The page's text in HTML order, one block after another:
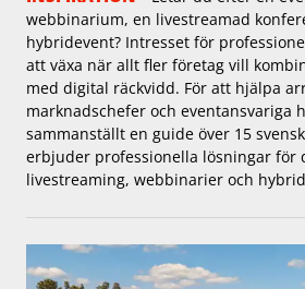
webbinarium, en livestreamad
hybridevent? Intresset för
att växa när allt fler företag vill
med digital räckvidd. För att hjälpa
marknadschefer och eventansvariga
sammanställt en guide över 15
erbjuder professionella lösningar för
livestreaming, webbinarier och